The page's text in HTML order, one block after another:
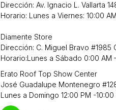
Dirección: Av. Ignacio L. Vallarta
Horario: Lunes a Viernes: 10:00
Diamente Store
Dirección: C. Miguel Bravo #1985
Horario:Lunes a Sábado 0:00 AM
Erato Roof Top Show Center
José Guadalupe Montenegro
Lunes a Domingo 12:00 PM -10:00